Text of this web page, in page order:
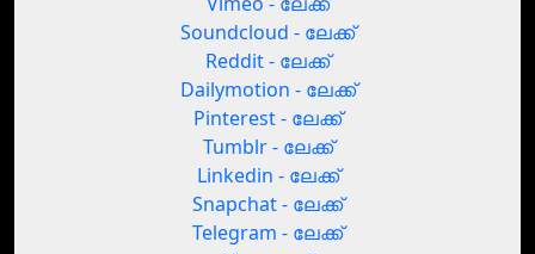
Soundcloud - ലേക്ക്
Reddit - ലേക്ക്
Dailymotion - ലേക്ക്
Pinterest - ലേക്ക്
Tumblr - ലേക്ക്
Linkedin - ലേക്ക്
Snapchat - ലേക്ക്
Telegram - ലേക്ക്